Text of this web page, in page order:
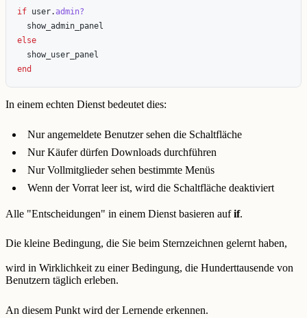
if user. admin?
show_admin_panel
else
show_user_panel
end
In einem echten Dienst bedeutet dies:
Nur angemeldete Benutzer sehen die Schaltfläche
Nur Käufer dürfen Downloads durchführen
Nur Vollmitglieder sehen bestimmte Menüs
Wenn der Vorrat leer ist, wird die Schaltfläche deaktiviert
Alle "Entscheidungen" in einem Dienst basieren aufif.
Die kleine Bedingung, die Sie beim Sternzeichnen gelernt haben,
wird in Wirklichkeit zu einer Bedingung, die Hunderttausende von
Benutzern täglich erleben.
An diesem Punkt wird der Lernende erkennen.